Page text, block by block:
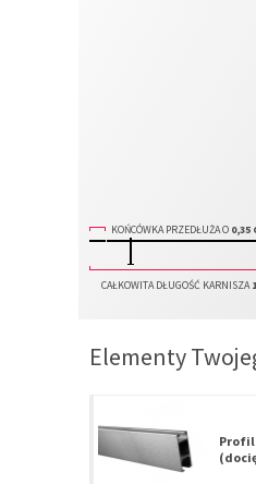
KOŃCÓWKA PRZEDŁUŻA O 0,35
CAŁKOWITA DŁUGOŚĆ KARNISZA
Elementy
Profil